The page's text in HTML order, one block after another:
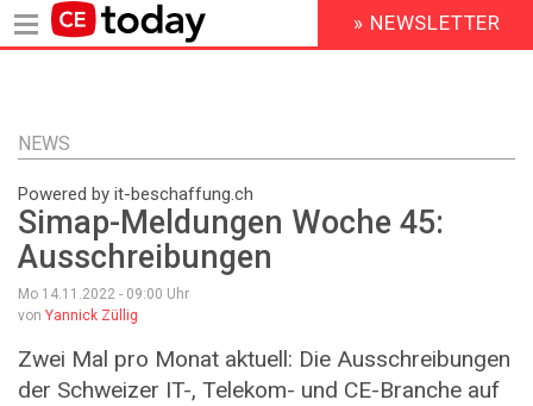
Inhalt
HEADER
MENU
» NEWSLETTER
NEWS
Powered by it-beschaffung.ch
Simap-Meldungen Woche 45:
Ausschreibungen
Mo 14.11.2022 - 09:00 Uhr
von Yannick Züllig
Zwei Mal pro Monat aktuell: Die Ausschreibungen
der Schweizer IT-, Telekom- und CE-Branche auf